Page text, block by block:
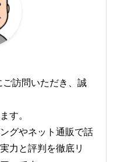
訪問いただき、誠
す。
グやネット通販で話
力と評判を徹底リ